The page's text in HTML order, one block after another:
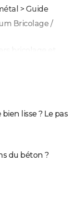
> Guide
Bricolage /
lisse ? Le pas
du béton ?